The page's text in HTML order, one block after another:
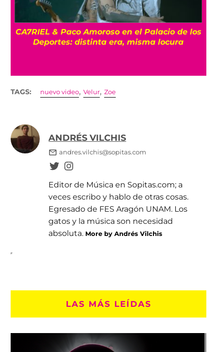
CA7RIEL & Paco Amoroso en el Palacio de los
Deportes: distinta era, misma locura
TAGS: nuevo video,Velur,Zoe
ANDRÉS VILCHIS
andres.vilchis@sopitas.com
Editor de Música en Sopitas.com; a
veces escribo y hablo de otras cosas.
Egresado de FES Aragón UNAM. Los
gatos y la música son necesidad
absoluta. More by Andrés Vilchis
LAS MÁS LEÍDAS